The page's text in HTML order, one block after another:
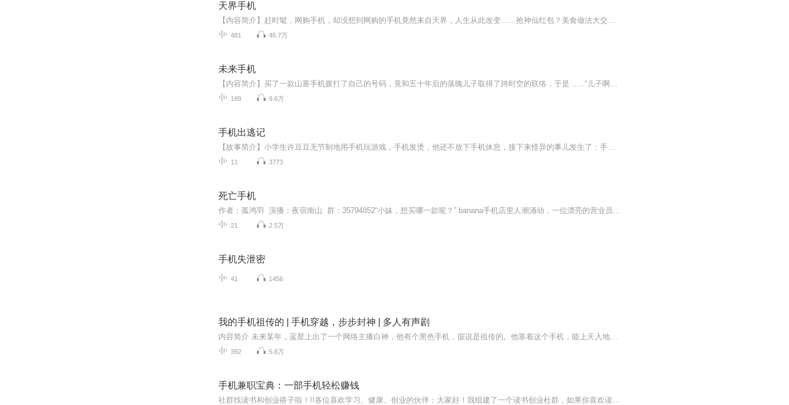
天界手机
【内容简介】赶时髦，网购手机，却没想到网购的手机竟然来自天界，人生从此改变……抢神仙红包？美食做法大交流？玩直播？这些只是交流的方式，不是交流的目的！林子铧的目的，就是成为一名逍遥都市的男仙，恣意红尘，享受一切美好。天界手机，长生不死，...
481 46.7万
未来手机
【内容简介】买了一款山寨手机拨打了自己的号码，竟和五十年后的落魄儿子取得了跨时空的联络，于是……“儿子啊，知道下一期的6+1一等奖号码是多少吗？”郝云阳站在彩票售票点前举着电话问道。“几十年前的事情谁知道？爸，您老现实点吧。”“那，下一届世...
189 9.6万
手机出逃记
【故事简介】小学生许豆豆无节制地用手机玩游戏，手机发烫，他还不放下手机休息，接下来怪异的事儿发生了：手机不堪重负，竟然长了手脚，一股烟逃跑了，许豆豆来到学校，发现大家的手机也都长脚逃跑了，此后，怪事一件接着一件发生，更可怕的是：逃跑的手...
11 3773
死亡手机
作者：孤鸿羽 演播：夜宿南山 群：35794852“小妹，想买哪一款呢？” banana手机店里人潮涌动，一位漂亮的营业员小姐站在手机柜台里，向徘徊在柜台前看手机的韩芊芊热情的询问着。韩芊芊伸手将额前垂下来的一缕长发撩到耳后，俯下身子，仔细的观摩着玻...
21 2.5万
手机失泄密
41 1456
我的手机祖传的 | 手机穿越，步步封神 | 多人有声剧
内容简介 未来某年，蓝星上出了一个网络主播白神，他有个黑色手机，据说是祖传的。他靠着这个手机，能上天入地，穿越到异世蓝星、王者大陆、三国世代等各处，打黄巾军，和汉灵帝拜把子，斗绿巨人，杀僵尸，娶精灵……最后一步步封神。但是，封神的日子真的...
392 5.8万
手机兼职宝典：一部手机轻松赚钱
社群找读书和创业搭子啦！!!各位喜欢学习、健康、创业的伙伴：大家好！我组建了一个读书创业杜群，如果你喜欢读书或者想拥有一个事业机会的话，可以加微mx04188，我邀请你进读书群。为什么要做读书会？1.一个人读书，很多人很难坚持下去，但一群人，能相互...